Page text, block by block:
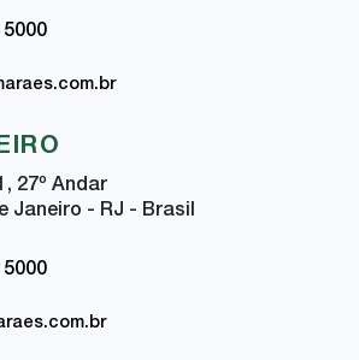
5000
27º Andar
Janeiro - RJ - Brasil
5000